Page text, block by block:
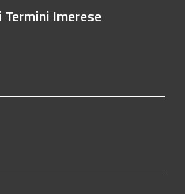
Termini Imerese